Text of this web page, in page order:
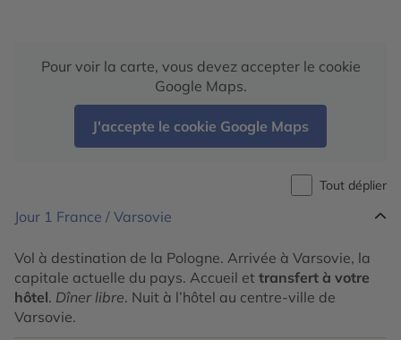
Pour voir la carte, vous devez accepter le cookie
Google Maps.
J'accepte le cookie Google Maps
Tout déplier
Jour 1 France / Varsovie
Vol à destination de la Pologne. Arrivée à Varsovie, la
capitale actuelle du pays. Accueil et transfert à votre
hôtel. Dîner libre. Nuit à l’hôtel au centre-ville de
Varsovie.